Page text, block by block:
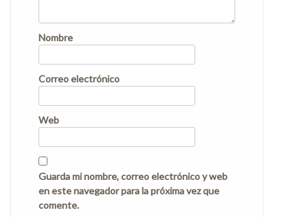
Nombre
Correo electrónico
Web
Guarda mi nombre, correo electrónico y web
en este navegador para la próxima vez que
comente.